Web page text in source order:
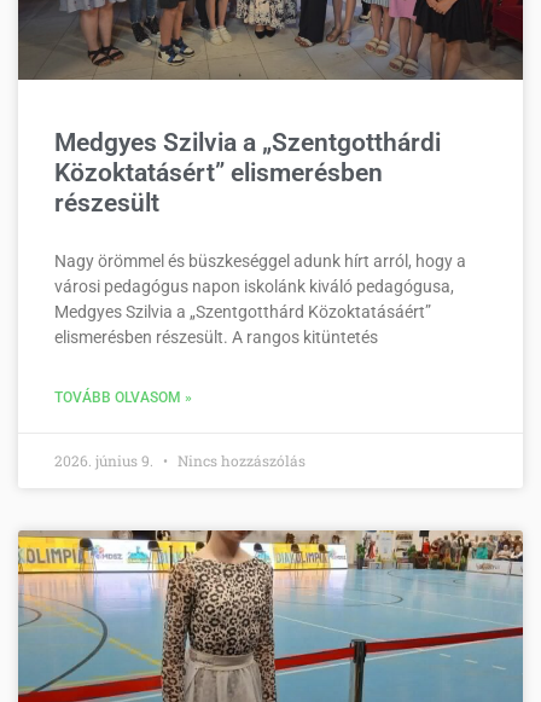
Medgyes Szilvia a „Szentgotthárdi
Közoktatásért” elismerésben
részesült
Nagy örömmel és büszkeséggel adunk hírt arról, hogy a
városi pedagógus napon iskolánk kiváló pedagógusa,
Medgyes Szilvia a „Szentgotthárd Közoktatásáért”
elismerésben részesült. A rangos kitüntetés
TOVÁBB OLVASOM »
2026. június 9. Nincs hozzászólás